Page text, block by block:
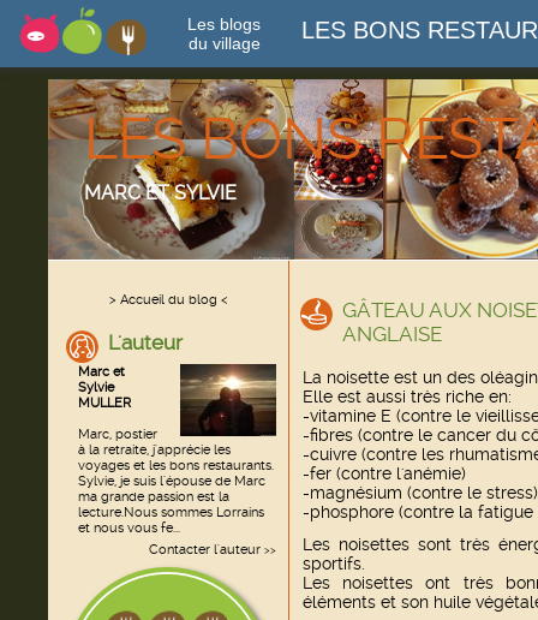
Les blogs
du village
LES BONS
LES BONS
MARC ET SYLVIE
> Accueil du blog <
L'auteur
Marc et
Sylvie
MULLER
Marc, postier
à la retraite, j'apprécie les
voyages et les bons restaurants.
Sylvie, je suis l'épouse de Marc
ma grande passion est la
lecture.Nous sommes Lorrains
et nous vous fe...
Contacter l'auteur >>
GÂTEAU AUX
ANGLAISE
La noisette est un des
Elle est aussi très riche en:
-vitamine E (contre le
-fibres (contre le cancer du
-cuivre (contre les
-fer (contre l'anémie)
-magnésium (contre le stress)
-phosphore (contre la
Les noisettes sont très
sportifs.
Les noisettes ont très
éléments et son huile